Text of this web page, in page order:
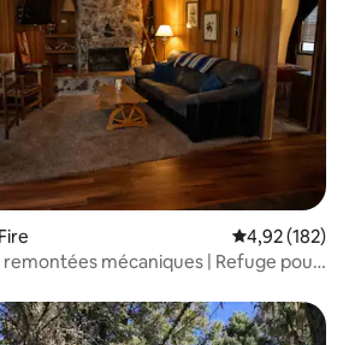
Note
4,92 (182)
mécaniques | Refuge pour